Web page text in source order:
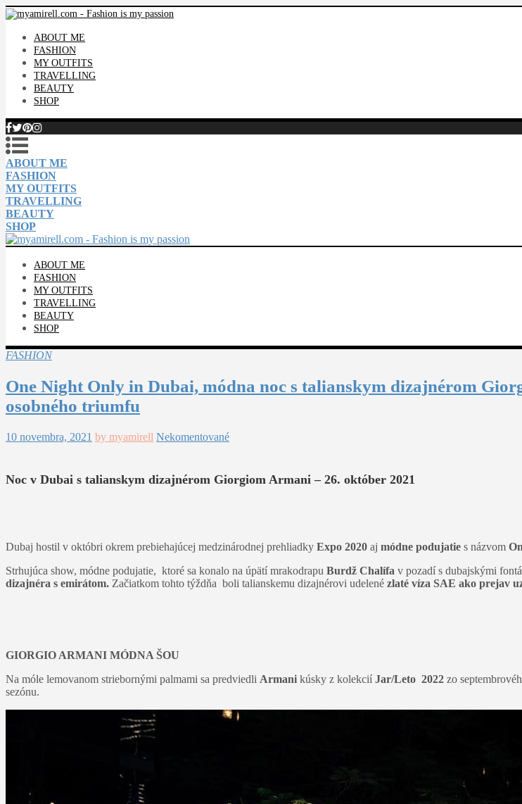
ABOUT ME
FASHION
MY OUTFITS
TRAVELLING
BEAUTY
SHOP
ABOUT ME
FASHION
MY OUTFITS
TRAVELLING
BEAUTY
SHOP
ABOUT ME
FASHION
MY OUTFITS
TRAVELLING
BEAUTY
SHOP
FASHION
One Night Only in Dubai, módna noc s talianskym dizajnérom
osobného triumfu
10 novembra, 2021 by myamirell Nekomentované
Noc v Dubai s talianskym dizajnérom Giorgiom Armani – 26. október 2021
Dubaj hostil v októbri okrem prebiehajúcej medzinárodnej prehliadky Expo 2020 aj módne podujatie s názvom
Strhujúca show, módne podujatie, ktoré sa konalo na úpätí mrakodrapu Burdž Chalífa v pozadí s dubajskými
dizajnéra s emirátom. Začiatkom tohto týždňa boli talianskemu dizajnérovi udelené zlaté víza SAE ako prejav
GIORGIO ARMANI MÓDNA ŠOU
Na móle lemovanom striebornými palmami sa predviedli Armani kúsky z kolekcií Jar/Leto 2022 zo
sezónu.